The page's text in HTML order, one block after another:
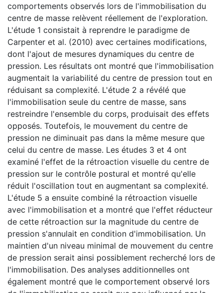
comportements observés lors de l'immobilisation du
centre de masse relèvent réellement de l'exploration.
L'étude 1 consistait à reprendre le paradigme de
Carpenter et al. (2010) avec certaines modifications,
dont l'ajout de mesures dynamiques du centre de
pression. Les résultats ont montré que l'immobilisation
augmentait la variabilité du centre de pression tout en
réduisant sa complexité. L'étude 2 a révélé que
l'immobilisation seule du centre de masse, sans
restreindre l'ensemble du corps, produisait des effets
opposés. Toutefois, le mouvement du centre de
pression ne diminuait pas dans la même mesure que
celui du centre de masse. Les études 3 et 4 ont
examiné l'effet de la rétroaction visuelle du centre de
pression sur le contrôle postural et montré qu'elle
réduit l'oscillation tout en augmentant sa complexité.
L'étude 5 a ensuite combiné la rétroaction visuelle
avec l'immobilisation et a montré que l'effet réducteur
de cette rétroaction sur la magnitude du centre de
pression s'annulait en condition d'immobilisation. Un
maintien d'un niveau minimal de mouvement du centre
de pression serait ainsi possiblement recherché lors de
l'immobilisation. Des analyses additionnelles ont
également montré que le comportement observé lors